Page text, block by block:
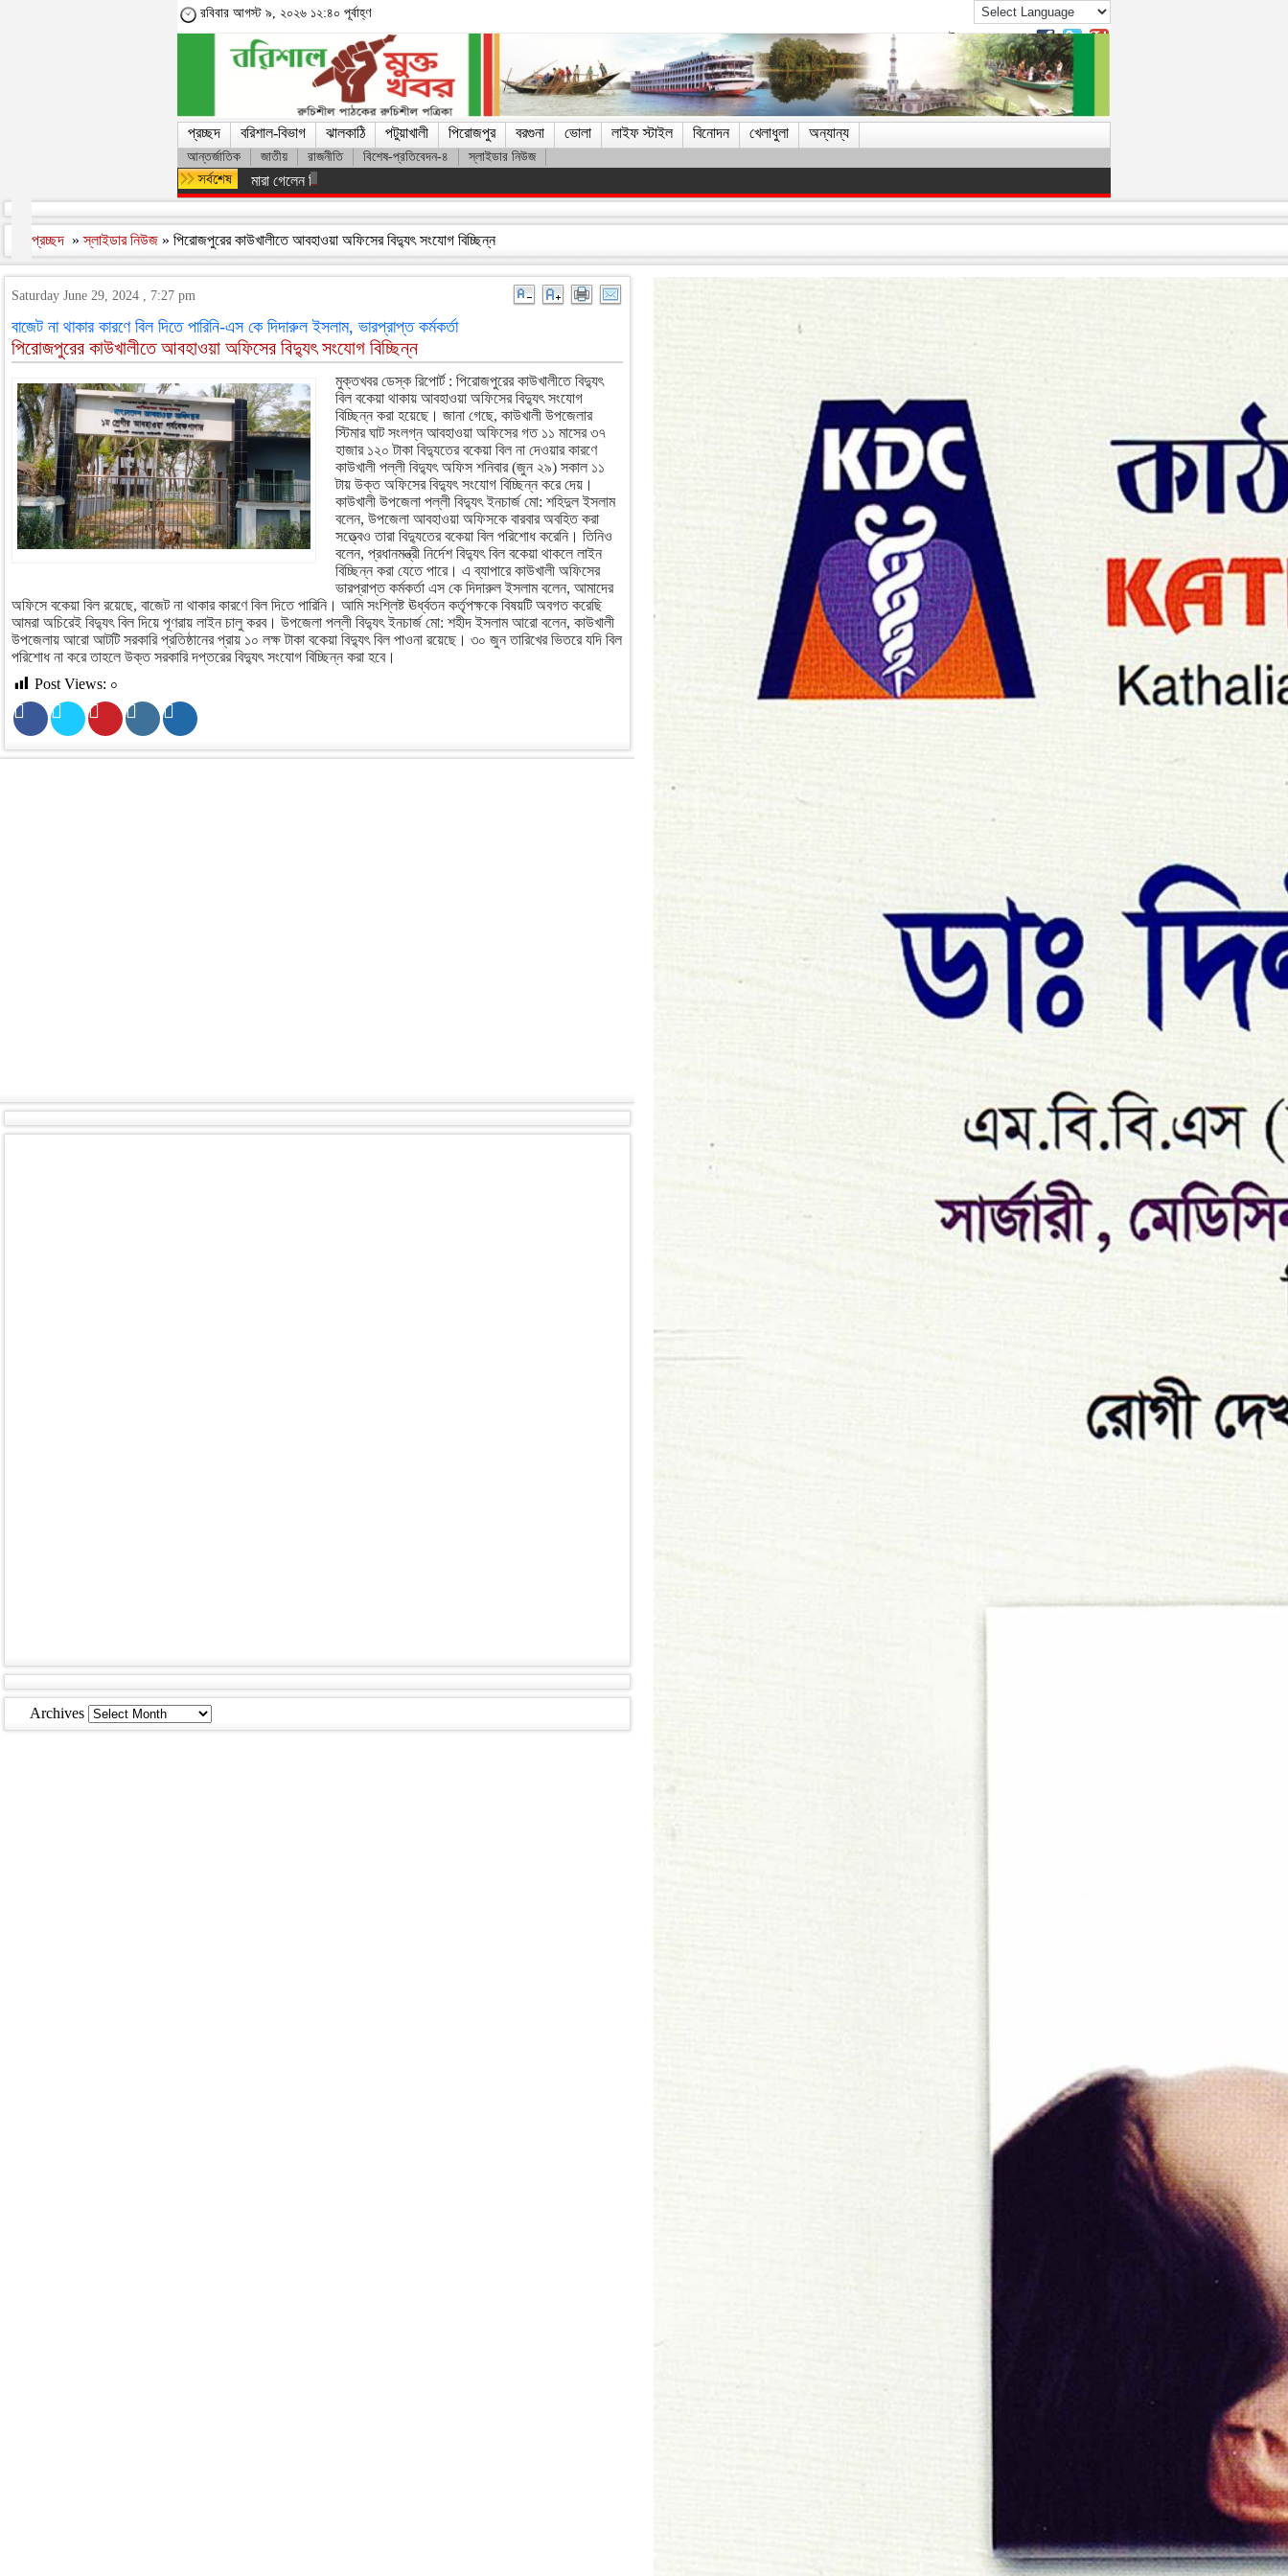
রবিবার আগস্ট ৯, ২০২৬ ১২:৪০ পূর্বাহ্ণ
প্রচ্ছদ বরিশাল-বিভাগ ঝালকাঠি পটুয়াখালী পিরোজপুর বরগুনা ভোলা লাইফ স্টাইল বিনোদন খেলাধুলা অন্যান্য
আন্তর্জাতিক জাতীয় রাজনীতি বিশেষ-প্রতিবেদন-৪ স্লাইডার নিউজ
মারা গেলেন লিওনেল মেসির বাবা হোর্হে মেসি
প্রচ্ছদ »স্লাইডার নিউজ » পিরোজপুরের কাউখালীতে আবহাওয়া অফিসের বিদ্যুৎ সংযোগ বিচ্ছিন্ন
Saturday June 29, 2024 , 7:27 pm
বাজেট না থাকার কারণে বিল দিতে পারিনি-এস কে দিদারুল ইসলাম, ভারপ্রাপ্ত কর্মকর্তা
পিরোজপুরের কাউখালীতে আবহাওয়া অফিসের বিদ্যুৎ সংযোগ বিচ্ছিন্ন
মুক্তখবর ডেস্ক রিপোর্ট : পিরোজপুরের কাউখালীতে বিদ্যুৎ
বিল বকেয়া থাকায় আবহাওয়া অফিসের বিদ্যুৎ সংযোগ
বিচ্ছিন্ন করা হয়েছে। জানা গেছে, কাউখালী উপজেলার
স্টিমার ঘাট সংলগ্ন আবহাওয়া অফিসের গত ১১ মাসের ৩৭
হাজার ১২০ টাকা বিদ্যুতের বকেয়া বিল না দেওয়ার কারণে
কাউখালী পল্লী বিদ্যুৎ অফিস শনিবার (জুন ২৯) সকাল ১১
টায় উক্ত অফিসের বিদ্যুৎ সংযোগ বিচ্ছিন্ন করে দেয়।
কাউখালী উপজেলা পল্লী বিদ্যুৎ ইনচার্জ মো: শহিদুল ইসলাম
বলেন, উপজেলা আবহাওয়া অফিসকে বারবার অবহিত করা
সত্ত্বেও তারা বিদ্যুতের বকেয়া বিল পরিশোধ করেনি। তিনিও
বলেন, প্রধানমন্ত্রী নির্দেশ বিদ্যুৎ বিল বকেয়া থাকলে লাইন
বিচ্ছিন্ন করা যেতে পারে। এ ব্যাপারে কাউখালী অফিসের
ভারপ্রাপ্ত কর্মকর্তা এস কে দিদারুল ইসলাম বলেন, আমাদের
অফিসে বকেয়া বিল রয়েছে, বাজেট না থাকার কারণে বিল দিতে পারিনি। আমি সংশ্লিষ্ট ঊর্ধ্বতন কর্তৃপক্ষকে বিষয়টি অবগত করেছি
আমরা অচিরেই বিদ্যুৎ বিল দিয়ে পূণরায় লাইন চালু করব। উপজেলা পল্লী বিদ্যুৎ ইনচার্জ মো: শহীদ ইসলাম আরো বলেন, কাউখালী
উপজেলায় আরো আটটি সরকারি প্রতিষ্ঠানের প্রায় ১০ লক্ষ টাকা বকেয়া বিদ্যুৎ বিল পাওনা রয়েছে। ৩০ জুন তারিখের ভিতরে যদি বিল
পরিশোধ না করে তাহলে উক্ত সরকারি দপ্তরের বিদ্যুৎ সংযোগ বিচ্ছিন্ন করা হবে।
Post Views: ০
Archives Archives